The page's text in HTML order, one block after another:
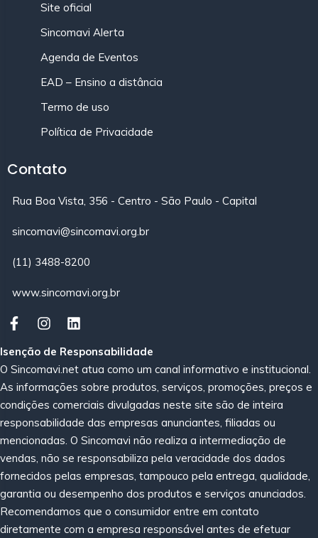
Site oficial
Sincomavi Alerta
Agenda de Eventos
EAD – Ensino a distância
Termo de uso
Política de Privacidade
Contato
Rua Boa Vista, 356 - Centro - São Paulo - Capital
sincomavi@sincomavi.org.br
(11) 3488-8200
www.sincomavi.org.br
Isenção de Responsabilidade
O Sincomavi.net atua como um canal informativo e institucional.
As informações sobre produtos, serviços, promoções, preços e
condições comerciais divulgadas neste site são de inteira
responsabilidade das empresas anunciantes, filiadas ou
mencionadas. O Sincomavi não realiza a intermediação de
vendas, não se responsabiliza pela veracidade dos dados
fornecidos pelas empresas, tampouco pela entrega, qualidade,
garantia ou desempenho dos produtos e serviços anunciados.
Recomendamos que o consumidor entre em contato
diretamente com a empresa responsável antes de efetuar